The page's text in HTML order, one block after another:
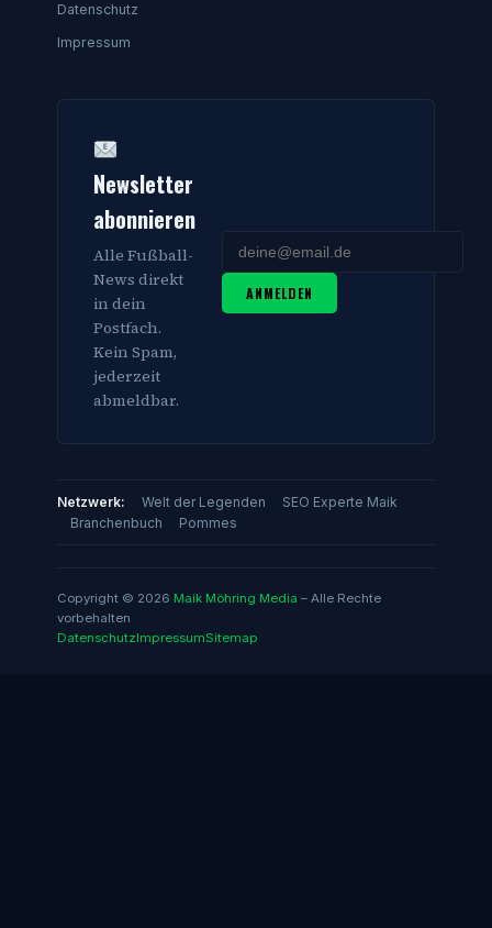
Datenschutz
Impressum
Newsletter
abonnieren
Alle Fußball-
News direkt
in dein
Postfach.
Kein Spam,
jederzeit
abmeldbar.
ANMELDEN
Netzwerk: Welt der Legenden
SEO Experte Maik
Branchenbuch
Pommes
Copyright © 2026 Maik Möhring Media – Alle Rechte
vorbehalten
DatenschutzImpressumSitemap